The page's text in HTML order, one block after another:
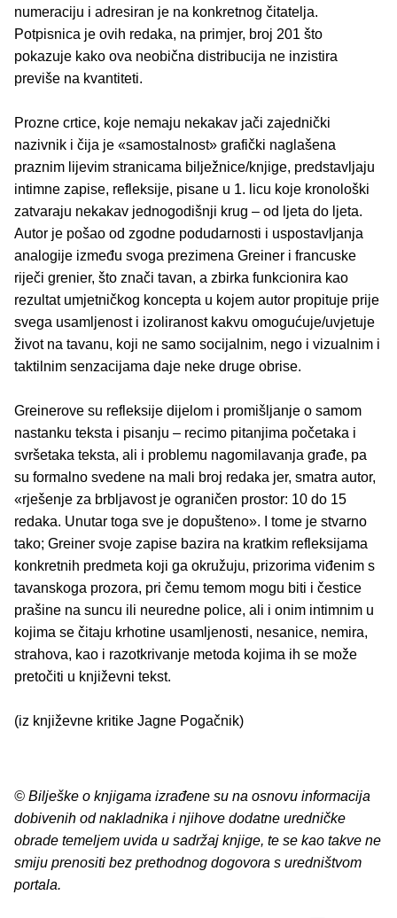
numeraciju i adresiran je na konkretnog čitatelja.
Potpisnica je ovih redaka, na primjer, broj 201 što
pokazuje kako ova neobična distribucija ne inzistira
previše na kvantiteti.
Prozne crtice, koje nemaju nekakav jači zajednički
nazivnik i čija je «samostalnost» grafički naglašena
praznim lijevim stranicama bilježnice/knjige, predstavljaju
intimne zapise, refleksije, pisane u 1. licu koje kronološki
zatvaraju nekakav jednogodišnji krug – od ljeta do ljeta.
Autor je pošao od zgodne podudarnosti i uspostavljanja
analogije između svoga prezimena Greiner i francuske
riječi grenier, što znači tavan, a zbirka funkcionira kao
rezultat umjetničkog koncepta u kojem autor propituje prije
svega usamljenost i izoliranost kakvu omogućuje/uvjetuje
život na tavanu, koji ne samo socijalnim, nego i vizualnim i
taktilnim senzacijama daje neke druge obrise.
Greinerove su refleksije dijelom i promišljanje o samom
nastanku teksta i pisanju – recimo pitanjima početaka i
svršetaka teksta, ali i problemu nagomilavanja građe, pa
su formalno svedene na mali broj redaka jer, smatra autor,
«rješenje za brbljavost je ograničen prostor: 10 do 15
redaka. Unutar toga sve je dopušteno». I tome je stvarno
tako; Greiner svoje zapise bazira na kratkim refleksijama
konkretnih predmeta koji ga okružuju, prizorima viđenim s
tavanskoga prozora, pri čemu temom mogu biti i čestice
prašine na suncu ili neuredne police, ali i onim intimnim u
kojima se čitaju krhotine usamljenosti, nesanice, nemira,
strahova, kao i razotkrivanje metoda kojima ih se može
pretočiti u književni tekst.
(iz književne kritike Jagne Pogačnik)
© Bilješke o knjigama izrađene su na osnovu informacija
dobivenih od nakladnika i njihove dodatne uredničke
obrade temeljem uvida u sadržaj knjige, te se kao takve ne
smiju prenositi bez prethodnog dogovora s uredništvom
portala.